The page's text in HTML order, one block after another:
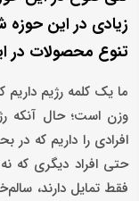
زیادی در این
تنوع محصولات در
ما یک کلمه رژیم
وزن است؛ حال آنکه
افرادی را داریم که
حتی افراد دیگری که
فقط تمایل دارند،